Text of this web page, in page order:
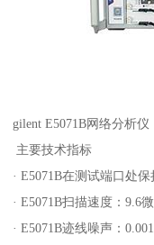
gilent E5071B网络分析仪
主要技术指标
· E5071B在测试端口处
· E5071B扫描速度：9.6
· E5071B迹线噪声：